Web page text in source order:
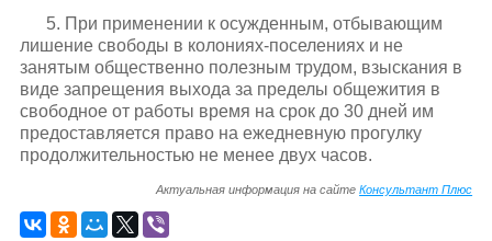
5. При применении к осужденным, отбывающим
лишение свободы в колониях-поселениях и не
занятым общественно полезным трудом, взыскания в
виде запрещения выхода за пределы общежития в
свободное от работы время на срок до 30 дней им
предоставляется право на ежедневную прогулку
продолжительностью не менее двух часов.
Актуальная информация на сайтеКонсультант Плюс